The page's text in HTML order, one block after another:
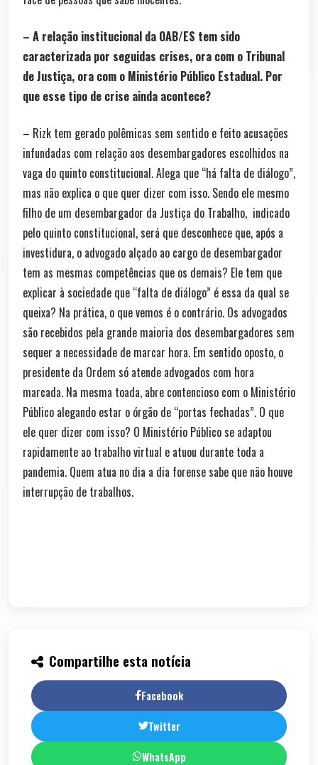
– A relação institucional da OAB/ES tem sido
caracterizada por seguidas crises, ora com o Tribunal
de Justiça, ora com o Ministério Público Estadual. Por
que esse tipo de crise ainda acontece?
– Rizk tem gerado polêmicas sem sentido e feito acusações
infundadas com relação aos desembargadores escolhidos na
vaga do quinto constitucional. Alega que “há falta de diálogo”,
mas não explica o que quer dizer com isso. Sendo ele mesmo
filho de um desembargador da Justiça do Trabalho, indicado
pelo quinto constitucional, será que desconhece que, após a
investidura, o advogado alçado ao cargo de desembargador
tem as mesmas competências que os demais? Ele tem que
explicar à sociedade que “falta de diálogo” é essa da qual se
queixa? Na prática, o que vemos é o contrário. Os advogados
são recebidos pela grande maioria dos desembargadores sem
sequer a necessidade de marcar hora. Em sentido oposto, o
presidente da Ordem só atende advogados com hora
marcada. Na mesma toada, abre contencioso com o Ministério
Público alegando estar o órgão de “portas fechadas”. O que
ele quer dizer com isso? O Ministério Público se adaptou
rapidamente ao trabalho virtual e atuou durante toda a
pandemia. Quem atua no dia a dia forense sabe que não houve
interrupção de trabalhos.
Compartilhe esta notícia
Facebook
Twitter
WhatsApp